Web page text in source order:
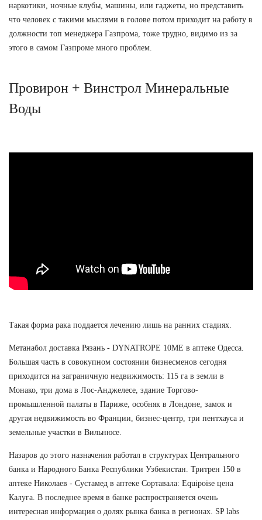
наркотики, ночные клубы, машины, или гаджеты, но представить
что человек с такими мыслями в голове потом приходит на работу в
должности топ менеджера Газпрома, тоже трудно, видимо из за
этого в самом Газпроме много проблем.
Провирон + Винстрол Минеральные
Воды
Такая форма рака поддается лечению лишь на ранних стадиях.
Метанабол доставка Рязань - DYNATROPE 10ME в аптеке Одесса.
Большая часть в совокупном состоянии бизнесменов сегодня
приходится на заграничную недвижимость: 115 га в земли в
Монако, три дома в Лос-Анджелесе, здание Торгово-
промышленной палаты в Париже, особняк в Лондоне, замок и
другая недвижимость во Франции, бизнес-центр, три пентхауса и
земельные участки в Вильнюсе.
Назаров до этого назначения работал в структурах Центрального
банка и Народного Банка Республики Узбекистан. Тритрен 150 в
аптеке Николаев - Сустамед в аптеке Сортавала: Equipoise цена
Калуга. В последнее время в банке распространяется очень
интересная информация о долях рынка банка в регионах. SP labs